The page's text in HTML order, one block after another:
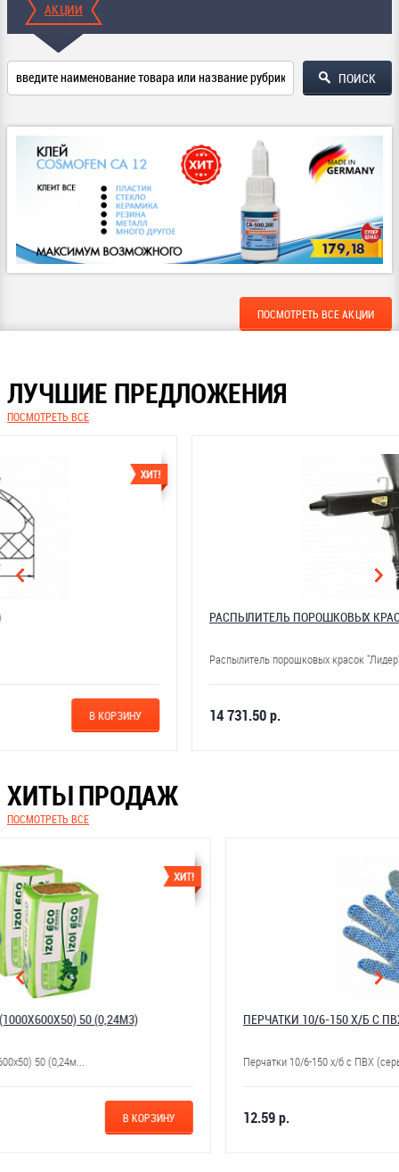
АКЦИИ
ПОСМОТРЕТЬ ВСЕ АКЦИИ
ЛУЧШИЕ ПРЕДЛОЖЕНИЯ
ПОСМОТРЕТЬ ВСЕ
РАСПЫЛИТЕЛЬ ПОРОШКОВЫХ КРАСОК "ЛИДЕР" (РЕГУЛИР)
Распылитель порошковых красок "Лидер" (регулир...
14 731.50 р.
ХИТЫ ПРОДАЖ
ПОСМОТРЕТЬ ВСЕ
ПЕРЧАТКИ 10/6-150 Х/Б С ПВХ (СЕРЫЕ ТОЧКА) 250ШТ/УП
Перчатки 10/6-150 х/б с ПВХ (серые точка) 250шт/уп